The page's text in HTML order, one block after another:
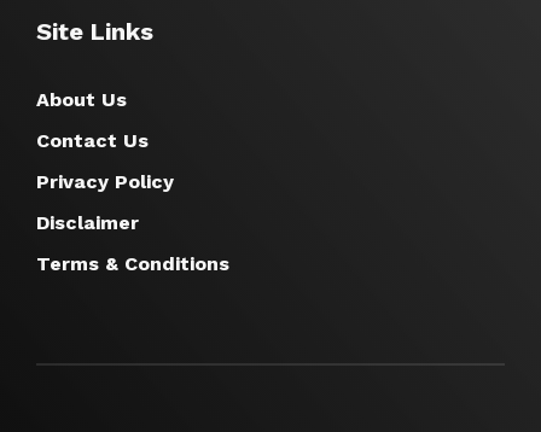
Site Links
About Us
Contact Us
Privacy Policy
Disclaimer
Terms & Conditions